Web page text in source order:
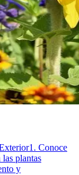
1. Conoce
plantas
y